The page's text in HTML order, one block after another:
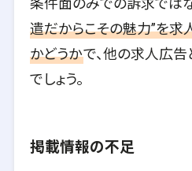
条件面のみでの訴求ではな
遣だからこその魅力”を求
かどうかで、他の求人広
でしょう。
掲載情報の不足